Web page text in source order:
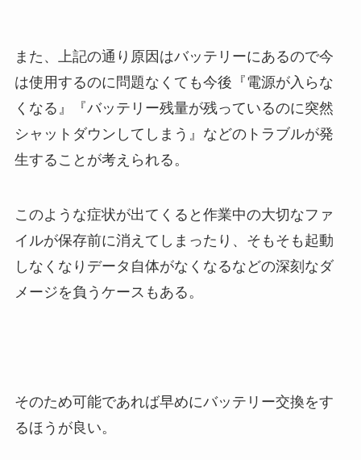
また、上記の通り原因はバッテリーにあるので今
は使用するのに問題なくても今後『電源が入らな
くなる』『バッテリー残量が残っているのに突然
シャットダウンしてしまう』などのトラブルが発
生することが考えられる。
このような症状が出てくると作業中の大切なファ
イルが保存前に消えてしまったり、そもそも起動
しなくなりデータ自体がなくなるなどの深刻なダ
メージを負うケースもある。
そのため可能であれば早めにバッテリー交換をす
るほうが良い。